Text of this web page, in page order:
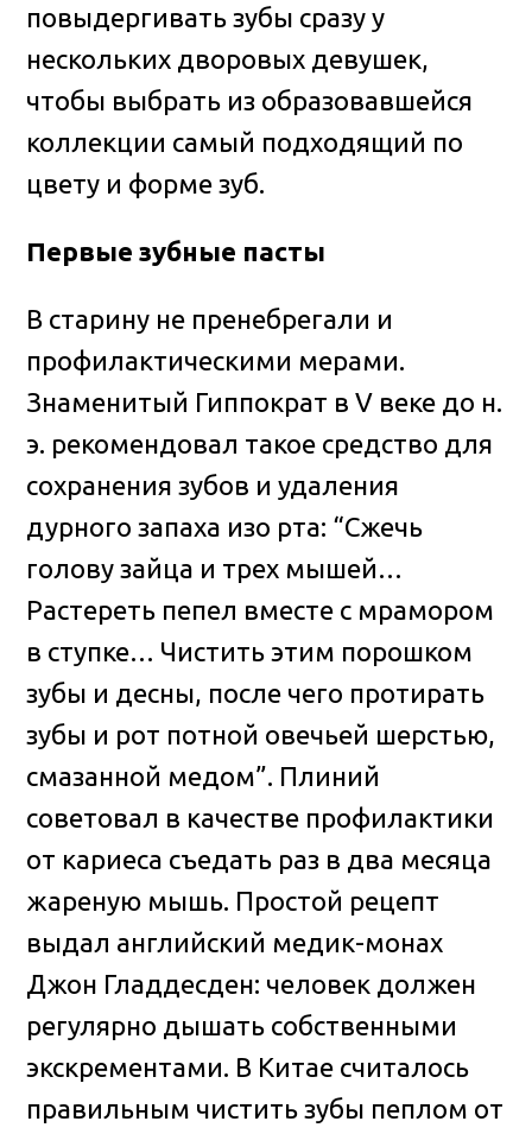
повыдергивать зубы сразу у
нескольких дворовых девушек,
чтобы выбрать из образовавшейся
коллекции самый подходящий по
цвету и форме зуб.
Первые зубные пасты
В старину не пренебрегали и
профилактическими мерами.
Знаменитый Гиппократ в V веке до н.
э. рекомендовал такое средство для
сохранения зубов и удаления
дурного запаха изо рта: “Сжечь
голову зайца и трех мышей…
Растереть пепел вместе с мрамором
в ступке… Чистить этим порошком
зубы и десны, после чего протирать
зубы и рот потной овечьей шерстью,
смазанной медом”. Плиний
советовал в качестве профилактики
от кариеса съедать раз в два месяца
жареную мышь. Простой рецепт
выдал английский медик-монах
Джон Гладдесден: человек должен
регулярно дышать собственными
экскрементами. В Китае считалось
правильным чистить зубы пеплом от